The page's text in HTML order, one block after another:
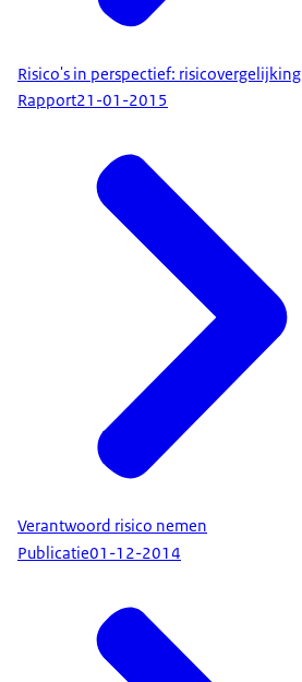
Risico's in perspectief: risicovergelijking
Rapport21-01-2015
Verantwoord risico nemen
Publicatie01-12-2014